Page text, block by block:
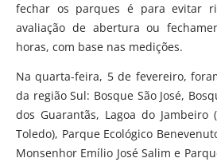
fechar os parques é para evitar
avaliação de abertura ou
horas, com base nas medições.
Na quarta-feira, 5 de fevereiro,
da região Sul: Bosque São José,
dos Guarantãs, Lagoa do Jambeiro
Toledo), Parque Ecológico
Monsenhor Emílio José Salim e